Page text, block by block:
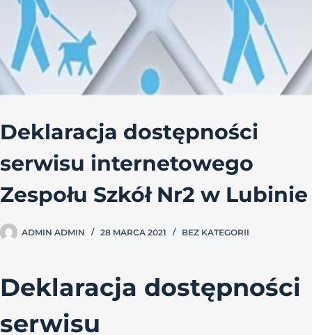
Deklaracja dostępności
serwisu internetowego
Zespołu Szkół Nr2 w Lubinie
ADMIN ADMIN 28 MARCA 2021 BEZ KATEGORII
Deklaracja dostępności
serwisu